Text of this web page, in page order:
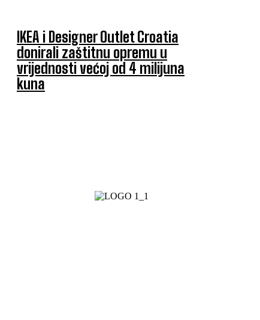
IKEA i Designer Outlet Croatia
donirali zaštitnu opremu u
vrijednosti većoj od 4 milijuna
kuna